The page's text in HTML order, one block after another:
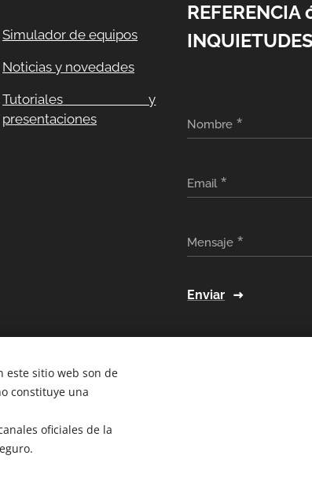
Simulador de equipos
Noticias y novedades
Tutoriales y
presentaciones
REFERENCIA
INQUIETUDES
Nombre
Email
Mensaje
Enviar
este sitio web son de
constituye una
oficiales de la